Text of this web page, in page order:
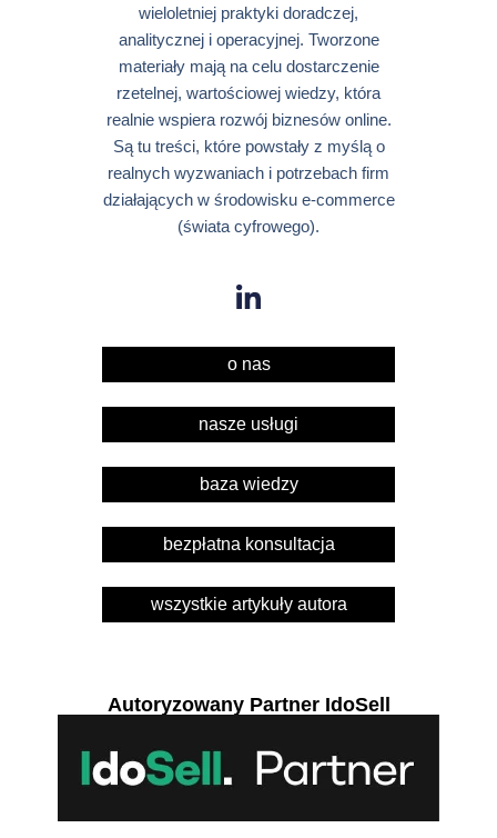
wieloletniej praktyki doradczej,
analitycznej i operacyjnej. Tworzone
materiały mają na celu dostarczenie
rzetelnej, wartościowej wiedzy, która
realnie wspiera rozwój biznesów online.
Są tu treści, które powstały z myślą o
realnych wyzwaniach i potrzebach firm
działających w środowisku e-commerce
(świata cyfrowego).
o nas
nasze usługi
baza wiedzy
bezpłatna konsultacja
wszystkie artykuły autora
Autoryzowany Partner IdoSell